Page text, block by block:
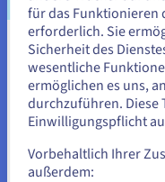
automatischer
optimieren und eine
Benutzererfahrung
Sie scheinen
Staaten zu
Wenn Sie aus Vereinigte
sich auf der
Account erstellen.
für das Funktionieren
erforderlich. Sie
Sicherheit des
wesentliche
ermöglichen es uns,
durchzuführen. Diese
Einwilligungspflicht
Vorbehaltlich Ihrer
außerdem: